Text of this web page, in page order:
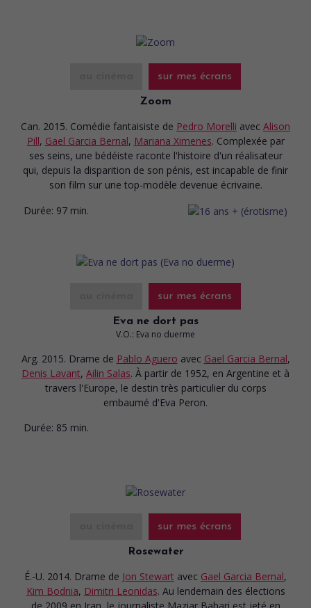
sur mes écrans
Zoom
Can. 2015. Comédie fantaisiste de Pedro Morelli avec Alison
Pill, Gael Garcia Bernal, Mariana Ximenes. Complexée par
ses seins, une bédéiste raconte l'histoire d'un réalisateur
qui, depuis la disparition de son pénis, est incapable de finir
son film sur une top-modèle devenue écrivaine.
Durée: 97 min.
sur mes écrans
Eva ne dort pas
V.O.: Eva no duerme
Arg. 2015. Drame de Pablo Aguero avec Gael Garcia Bernal,
Denis Lavant, Ailin Salas. À partir de 1952, en Argentine et à
travers l'Europe, le destin très particulier du corps
embaumé d'Eva Peron.
Durée: 85 min.
sur mes écrans
Rosewater
É.-U. 2014. Drame de Jon Stewart avec Gael Garcia Bernal,
Kim Bodnia, Dimitri Leonidas. Au lendemain des élections